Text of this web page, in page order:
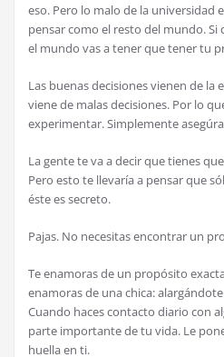
eso. Pero lo malo de la universidad
pensar como el resto del mundo. Si
el mundo vas a tener que tener tu
Las buenas decisiones vienen de la
viene de malas decisiones. Por lo
experimentar. Simplemente
La gente te va a decir que tienes
Pero esto te llevaría a pensar que
éste es secreto.
Pajas. No necesitas encontrar un
Te enamoras de un propósito
enamoras de una chica:
Cuando haces contacto diario con
parte importante de tu vida. Le
huella en ti.